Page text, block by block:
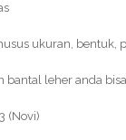
ukuran,
bantal leher anda
(Novi)